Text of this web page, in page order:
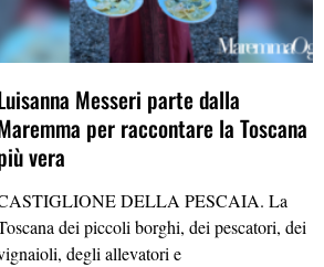
Messeri parte dalla
per raccontare la Toscana
vera
DELLA PESCAIA. La
dei piccoli borghi, dei pescatori, dei
degli allevatori e